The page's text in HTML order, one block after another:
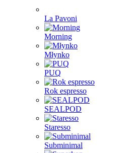
La Pavoni
Morning
Młynko
PUQ
Rok espresso
SEALPOD
Staresso
Subminimal